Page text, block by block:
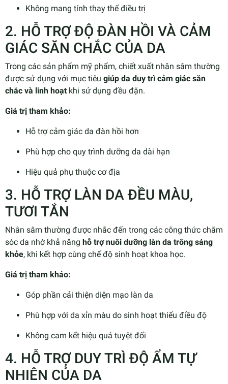
Không mang tính thay thế điều trị
2. HỖ TRỢ ĐỘ ĐÀN HỒI VÀ CẢM
GIÁC SĂN CHẮC CỦA DA
Trong các sản phẩm mỹ phẩm, chiết xuất nhân sâm thường
được sử dụng với mục tiêu giúp da duy trì cảm giác săn
chắc và linh hoạtkhi sử dụng đều đặn.
Giá trị tham khảo:
Hỗ trợ cảm giác da đàn hồi hơn
Phù hợp cho quy trình dưỡng da dài hạn
Hiệu quả phụ thuộc cơ địa
3. HỖ TRỢ LÀN DA ĐỀU MÀU,
TƯƠI TẮN
Nhân sâm thường được nhắc đến trong các công thức chăm
sóc da nhờ khả năng hỗ trợ nuôi dưỡng làn da trông sáng
khỏe, khi kết hợp cùng chế độ sinh hoạt khoa học.
Giá trị tham khảo:
Góp phần cải thiện diện mạo làn da
Phù hợp với da xỉn màu do sinh hoạt thiếu điều độ
Không cam kết hiệu quả tuyệt đối
4. HỖ TRỢ DUY TRÌ ĐỘ ẨM TỰ
NHIÊN CỦA DA